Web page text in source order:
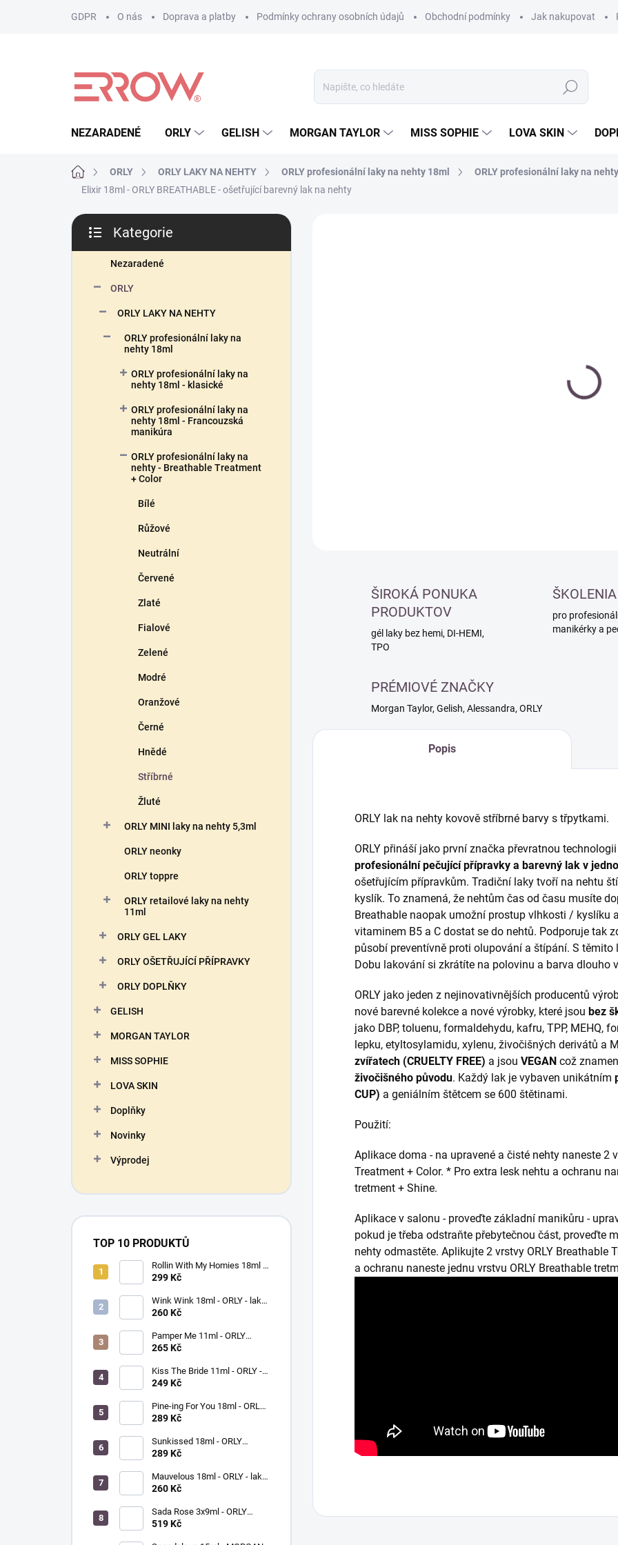
GDPR O nás Doprava a platby Podmínky ochrany osobních údajů Obchodní podmínky Jak nakupovat
Hledat
NEZARADENÉ ORLY GELISH MORGAN TAYLOR MISS SOPHIE LOVA SKIN
Domů ORLY ORLY LAKY NA NEHTY ORLY profesionální laky na nehty 18ml ORLY profesionální laky na
Elixir 18ml - ORLY BREATHABLE - ošetřující barevný lak na nehty
P
s
kategorie
Kategorie
Nezaradené
ORLY
ORLY LAKY NA NEHTY
ORLY profesionální laky na
nehty 18ml
ORLY profesionální laky na
nehty 18ml - klasické
ORLY profesionální laky na
nehty 18ml - Francouzská
manikúra
ORLY profesionální laky na
nehty - Breathable Treatment
+ Color
Bílé
Růžové
Neutrální
Červené
Zlaté
Fialové
Zelené
Modré
Oranžové
Černé
Hnědé
Stříbrné
Žluté
ORLY MINI laky na nehty 5,3ml
ORLY neonky
ORLY toppre
ORLY retailové laky na nehty
11ml
ORLY GEL LAKY
ORLY OŠETŘUJÍCÍ PŘÍPRAVKY
ORLY DOPLŇKY
GELISH
MORGAN TAYLOR
MISS SOPHIE
LOVA SKIN
Doplňky
Novinky
Výprodej
TOP 10 PRODUKTŮ
Rollin With My Homies 18ml -
ORLY - lak na nehty
299 Kč
Wink Wink 18ml - ORLY - lak
na nehty
260 Kč
Pamper Me 11ml - ORLY
BREATHABLE - ošetřující lak
265 Kč
Kiss The Bride 11ml - ORLY -
lak na nehty
249 Kč
Pine-ing For You 18ml - ORLY
BREATHABLE - ošetřující
289 Kč
Sunkissed 18ml - ORLY
BREATHABLE - ošetřující
289 Kč
Mauvelous 18ml - ORLY - lak
na nehty
260 Kč
Sada Rose 3x9ml - ORLY
FRENCH MANICURE - sada
519 Kč
ŠIROKÁ PONUKA
PRODUKTOV
gél laky bez hemi, DI-HEMI,
TPO
ŠKOLENIA
pro
manikérky a
PRÉMIOVÉ ZNAČKY
Morgan Taylor, Gelish, Alessandra, ORLY
Popis
ORLY lak na nehty kovově stříbrné barvy s třpytkami.
ORLY přináší jako první značka převratnou
profesionální pečující přípravky a barevný lak v
ošetřujícím přípravkům. Tradiční laky tvoří na nehtu
kyslík. To znamená, že nehtům čas od času musíte
Breathable naopak umožní prostup vlhkosti / kyslíku
vitaminem B5 a C dostat se do nehtů. Podporuje tak
působí preventívně proti olupování a štípání. S
Dobu lakování si zkrátíte na polovinu a barva dlouho
ORLY jako jeden z nejinovativnějších producentů
nové barevné kolekce a nové výrobky, které jsou bez
jako DBP, toluenu, formaldehydu, kafru, TPP, MEHQ,
lepku, etyltosylamidu, xylenu, živočišných derivátů a
zvířatech (CRUELTY FREE) a jsou VEGAN což
živočišného původu. Každý lak je vybaven unikátním
CUP) a geniálním štětcem se 600 štětinami.
Použití:
Aplikace doma - na upravené a čisté nehty naneste 2
Treatment + Color. * Pro extra lesk nehtu a ochranu
tretment + Shine.
Aplikace v salonu - proveďte základní manikůru -
pokud je třeba odstraňte přebytečnou část, proveďte
nehty odmastěte. Aplikujte 2 vrstvy ORLY Breathable
a ochranu naneste jednu vrstvu ORLY Breathable